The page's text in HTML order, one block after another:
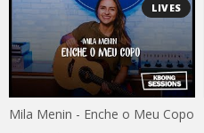
LIVES
Mila Menin - Enche o Meu Copo